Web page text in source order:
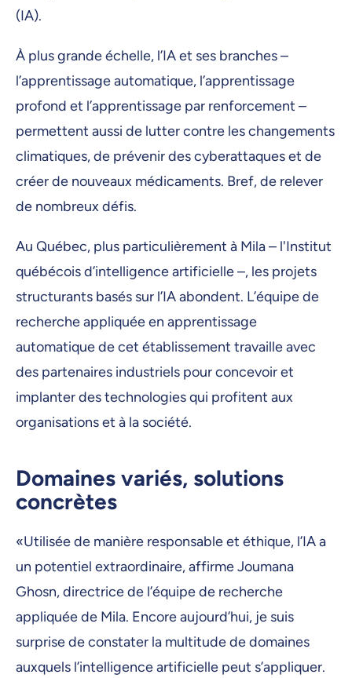
(IA).
À plus grande échelle, l’IA et ses branches –
l’apprentissage automatique, l’apprentissage
profond et l’apprentissage par renforcement –
permettent aussi de lutter contre les changements
climatiques, de prévenir des cyberattaques et de
créer de nouveaux médicaments. Bref, de relever
de nombreux défis.
Au Québec, plus particulièrement à Mila – l'Institut
québécois d’intelligence artificielle –, les projets
structurants basés sur l’IA abondent. L’équipe de
recherche appliquée en apprentissage
automatique de cet établissement travaille avec
des partenaires industriels pour concevoir et
implanter des technologies qui profitent aux
organisations et à la société.
Domaines variés, solutions
concrètes
«Utilisée de manière responsable et éthique, l’IA a
un potentiel extraordinaire, affirme Joumana
Ghosn, directrice de l’équipe de recherche
appliquée de Mila. Encore aujourd’hui, je suis
surprise de constater la multitude de domaines
auxquels l’intelligence artificielle peut s’appliquer.